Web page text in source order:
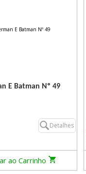
E Batman Nº 49
Detalhes
ao Carrinho